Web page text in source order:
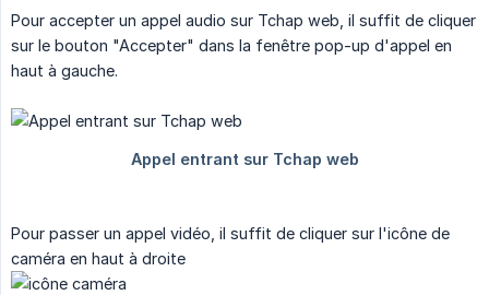
Pour accepter un appel audio sur Tchap web, il suffit de cliquer
sur le bouton "Accepter" dans la fenêtre pop-up d'appel en
haut à gauche.
Pour passer un appel vidéo, il suffit de cliquer sur l'icône de
caméra en haut à droite